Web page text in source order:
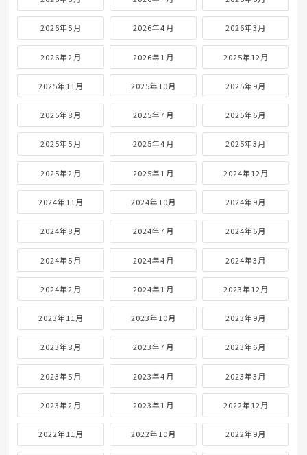
2026年5月 2026年4月 2026年3月
2026年2月 2026年1月 2025年12月
2025年11月 2025年10月 2025年9月
2025年8月 2025年7月 2025年6月
2025年5月 2025年4月 2025年3月
2025年2月 2025年1月 2024年12月
2024年11月 2024年10月 2024年9月
2024年8月 2024年7月 2024年6月
2024年5月 2024年4月 2024年3月
2024年2月 2024年1月 2023年12月
2023年11月 2023年10月 2023年9月
2023年8月 2023年7月 2023年6月
2023年5月 2023年4月 2023年3月
2023年2月 2023年1月 2022年12月
2022年11月 2022年10月 2022年9月